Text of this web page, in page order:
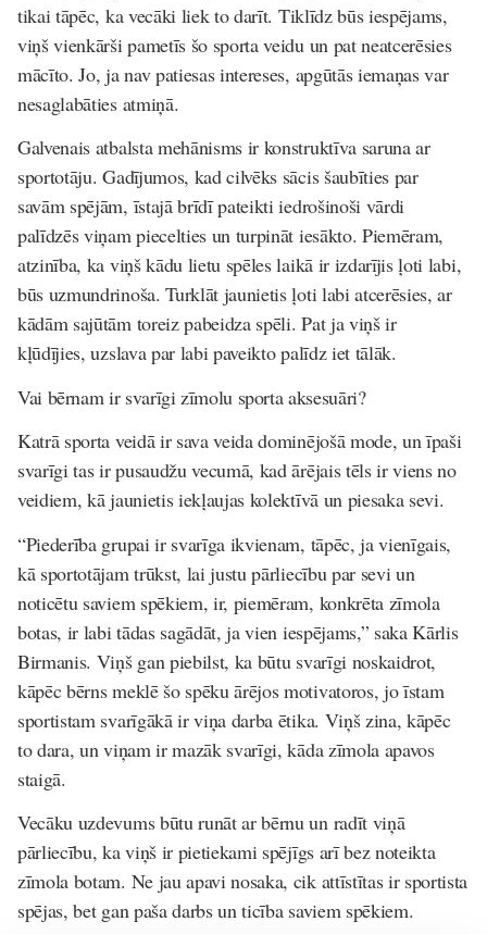
tikai tāpēc, ka vecāki liek to darīt. Tiklīdz būs iespējams,
viņš vienkārši pametīs šo sporta veidu un pat neatcerēsies
mācīto. Jo, ja nav patiesas intereses, apgūtās iemaņas var
nesaglabāties atmiņā.
Galvenais atbalsta mehānisms ir konstruktīva saruna ar
sportotāju. Gadījumos, kad cilvēks sācis šaubīties par
savām spējām, īstajā brīdī pateikti iedrošinoši vārdi
palīdzēs viņam piecelties un turpināt iesākto. Piemēram,
atzinība, ka viņš kādu lietu spēles laikā ir izdarījis ļoti labi,
būs uzmundrinoša. Turklāt jaunietis ļoti labi atcerēsies, ar
kādām sajūtām toreiz pabeidza spēli. Pat ja viņš ir
kļūdījies, uzslava par labi paveikto palīdz iet tālāk.
Vai bērnam ir svarīgi zīmolu sporta aksesuāri?
Katrā sporta veidā ir sava veida dominējošā mode, un īpaši
svarīgi tas ir pusaudžu vecumā, kad ārējais tēls ir viens no
veidiem, kā jaunietis iekļaujas kolektīvā un piesaka sevi.
“Piederība grupai ir svarīga ikvienam, tāpēc, ja vienīgais,
kā sportotājam trūkst, lai justu pārliecību par sevi un
noticētu saviem spēkiem, ir, piemēram, konkrēta zīmola
botas, ir labi tādas sagādāt, ja vien iespējams,” saka Kārlis
Birmanis. Viņš gan piebilst, ka būtu svarīgi noskaidrot,
kāpēc bērns meklē šo spēku ārējos motivatoros, jo īstam
sportistam svarīgākā ir viņa darba ētika. Viņš zina, kāpēc
to dara, un viņam ir mazāk svarīgi, kāda zīmola apavos
staigā.
Vecāku uzdevums būtu runāt ar bērnu un radīt viņā
pārliecību, ka viņš ir pietiekami spējīgs arī bez noteikta
zīmola botam. Ne jau apavi nosaka, cik attīstītas ir sportista
spējas, bet gan paša darbs un ticība saviem spēkiem.